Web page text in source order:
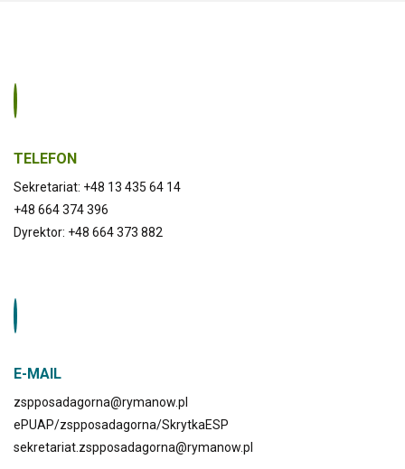
TELEFON
Sekretariat: +48 13 435 64 14
+48 664 374 396
Dyrektor: +48 664 373 882
E-MAIL
zspposadagorna@rymanow.pl
ePUAP/zspposadagorna/SkrytkaESP
sekretariat.zspposadagorna@rymanow.pl